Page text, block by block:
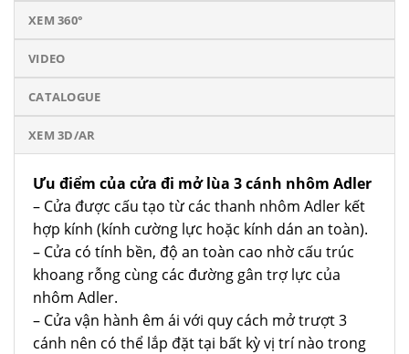
XEM 360°
VIDEO
CATALOGUE
XEM 3D/AR
Ưu điểm của cửa đi mở lùa 3 cánh nhôm Adler
– Cửa được cấu tạo từ các thanh nhôm Adler kết
hợp kính (kính cường lực hoặc kính dán an toàn).
– Cửa có tính bền, độ an toàn cao nhờ cấu trúc
khoang rỗng cùng các đường gân trợ lực của
nhôm Adler.
– Cửa vận hành êm ái với quy cách mở trượt 3
cánh nên có thể lắp đặt tại bất kỳ vị trí nào trong